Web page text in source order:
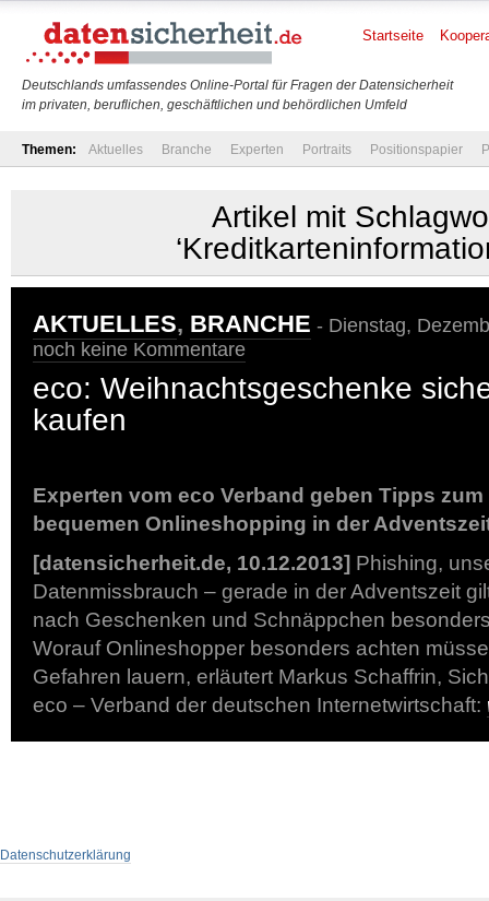
Deutschlands umfassendes Online-Portal für Fragen der Datensicherheit
im privaten, beruflichen, geschäftlichen und behördlichen Umfeld
Startseite
Themen: Aktuelles Branche Experten Portraits Positionspapier
Artikel mit
AKTUELLES, BRANCHE - Dienstag,
noch keine Kommentare
eco: Weihnachtsgeschenke
kaufen
Experten vom eco Verband geben Tipps
bequemen Onlineshopping in der
[datensicherheit.de, 10.12.2013] Phishing,
Datenmissbrauch – gerade in der Adventszeit
nach Geschenken und Schnäppchen
Worauf Onlineshopper besonders achten
Gefahren lauern, erläutert Markus Schaffrin,
eco – Verband der deutschen Internetwirtschaft:
Datenschutzerklärung